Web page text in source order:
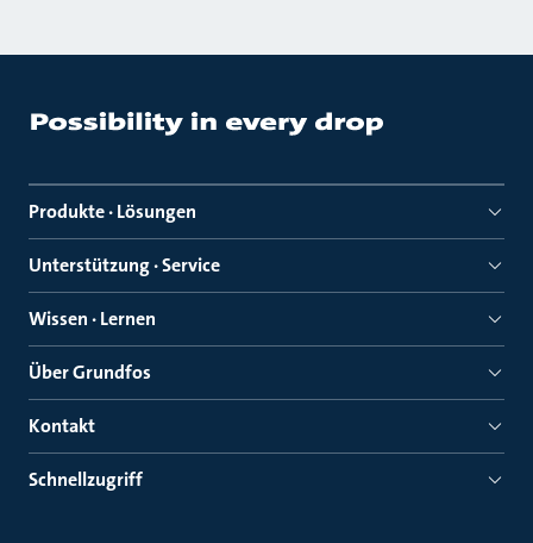
Produkte · Lösungen
Unterstützung · Service
Wissen · Lernen
Über Grundfos
Kontakt
Schnellzugriff